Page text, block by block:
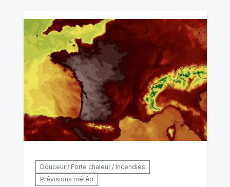
Douceur / Forte chaleur / Incendies
Prévisions météo